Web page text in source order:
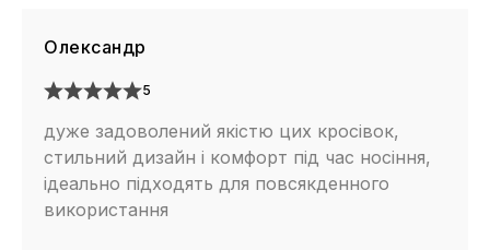
Олександр
5
дуже задоволений якістю цих кросівок,
стильний дизайн і комфорт під час носіння,
ідеально підходять для повсякденного
використання